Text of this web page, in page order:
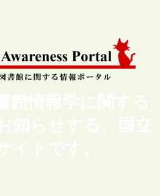
館情報学に関する
知らせする、国立
イトです。